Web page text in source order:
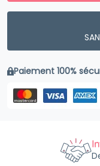
Paiement 100%